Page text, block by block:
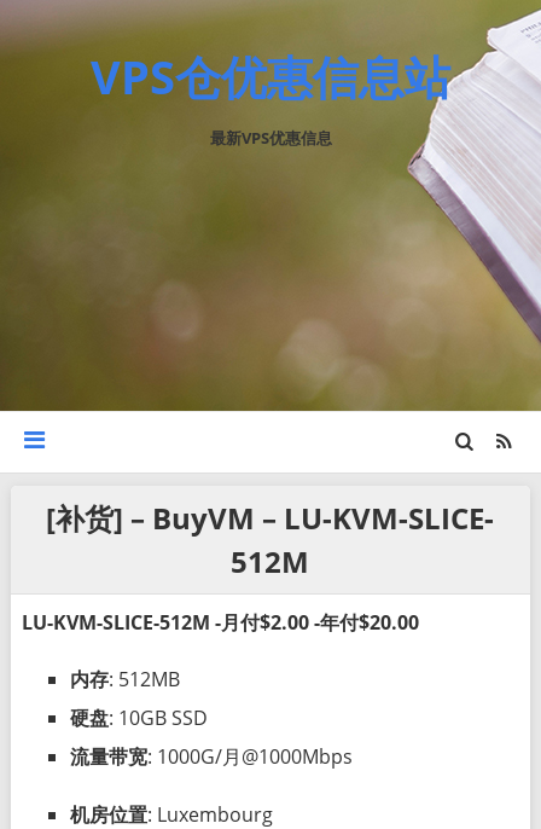
VPS仓优惠信息站
最新VPS优惠信息
[补货] – BuyVM – LU-KVM-SLICE-
512M
LU-KVM-SLICE-512M -月付$2.00 -年付$20.00
内存: 512MB
硬盘: 10GB SSD
流量带宽: 1000G/月@1000Mbps
机房位置: Luxembourg